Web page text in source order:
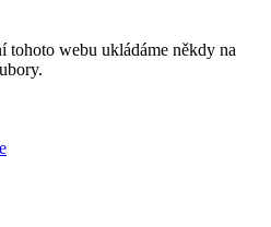
tohoto webu ukládáme někdy na